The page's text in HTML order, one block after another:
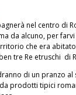
nel centro di
da alcuno, per
che era
tre Re etruschi di
di un pranzo al
prodotti tipici